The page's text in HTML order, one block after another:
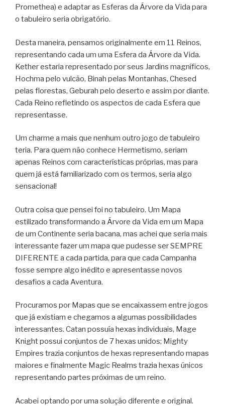
Promethea) e adaptar as Esferas da Árvore da Vida para
o tabuleiro seria obrigatório.
Desta maneira, pensamos originalmente em 11 Reinos,
representando cada um uma Esfera da Árvore da Vida.
Kether estaria representado por seus Jardins magníficos,
Hochma pelo vulcão, Binah pelas Montanhas, Chesed
pelas florestas, Geburah pelo deserto e assim por diante.
Cada Reino refletindo os aspectos de cada Esfera que
representasse.
Um charme a mais que nenhum outro jogo de tabuleiro
teria. Para quem não conhece Hermetismo, seriam
apenas Reinos com características próprias, mas para
quem já está familiarizado com os termos, seria algo
sensacional!
Outra coisa que pensei foi no tabuleiro. Um Mapa
estilizado transformando a Árvore da Vida em um Mapa
de um Continente seria bacana, mas achei que seria mais
interessante fazer um mapa que pudesse ser SEMPRE
DIFERENTE a cada partida, para que cada Campanha
fosse sempre algo inédito e apresentasse novos
desafios a cada Aventura.
Procuramos por Mapas que se encaixassem entre jogos
que já existiam e chegamos a algumas possibilidades
interessantes. Catan possuía hexas individuais, Mage
Knight possui conjuntos de 7 hexas unidos; Mighty
Empires trazia conjuntos de hexas representando mapas
maiores e finalmente Magic Realms trazia hexas únicos
representando partes próximas de um reino.
Acabei optando por uma solução diferente e original.